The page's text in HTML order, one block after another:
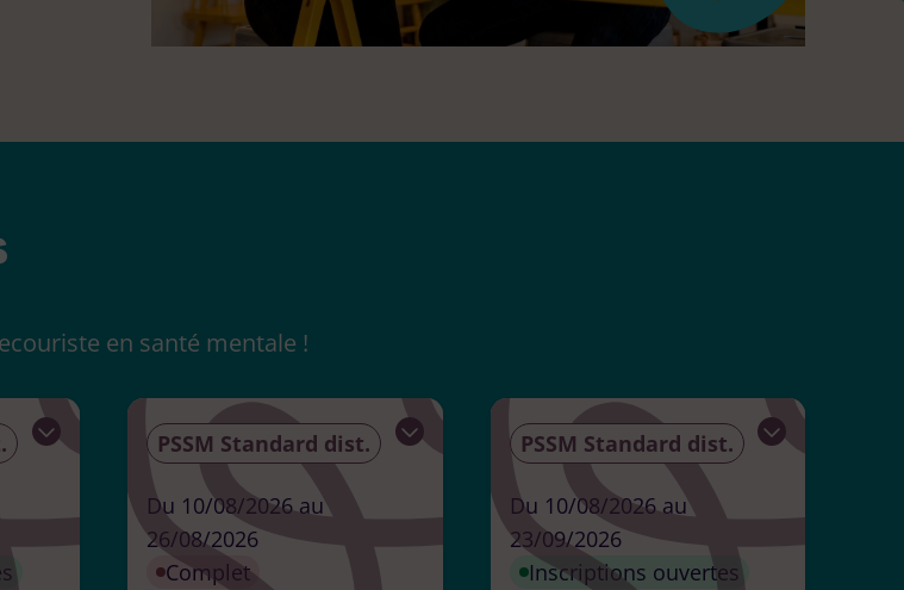
en santé mentale !
Ouvrir PSSM Standard dist. Ouvrir
Du 10/08/2026 au
26/08/2026
Complet
PSSM Standard dist. Ouvrir
Du 10/08/2026 au
23/09/2026
Inscriptions ouvertes